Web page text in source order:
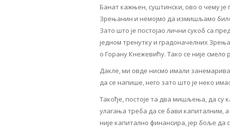
Банат кажњен, суштински, ово о чему је
Зрењанин и немојмо да измишљамо
Зато што је постојао лични сукоб са
једном тренутку и градоначелних
о Горану Кнежевићу. Тако се није смело
Дакле, ми овде нисмо имали
да се напише, него зато што је неко
Такође, постоје та два мишљења, да су
улагања треба да се бави капиталним,
није капитално финансира, јер боље